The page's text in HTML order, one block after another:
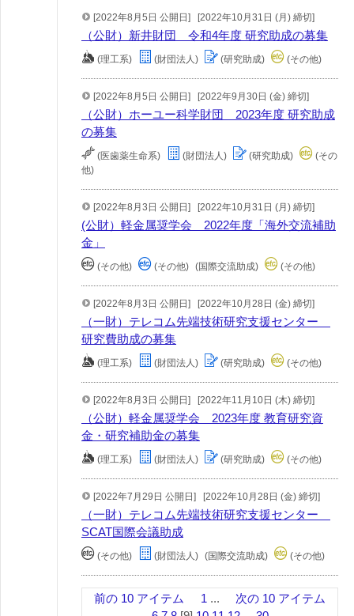
[2022年8月5日 公開日] [2022年10月31日 (月) 締切]
（公財）新井財団 令和4年度 研究助成の募集
(理工系) (財団法人) (研究助成) (その他)
[2022年8月5日 公開日] [2022年9月30日 (金) 締切]
（公財）ホーユー科学財団 2023年度 研究助成
の募集
(医歯薬生命系) (財団法人) (研究助成)
(その
他)
[2022年8月3日 公開日] [2022年10月31日 (月) 締切]
(公財）軽金属奨学会 2022年度「海外交流補助
金」
(その他) (その他) (国際交流助成) (その他)
[2022年8月3日 公開日] [2022年10月28日 (金) 締切]
（一財）テレコム先端技術研究支援センター
研究費助成の募集
(理工系) (財団法人) (研究助成) (その他)
[2022年8月3日 公開日] [2022年11月10日 (木) 締切]
（公財）軽金属奨学会 2023年度 教育研究資
金・研究補助金の募集
(理工系) (財団法人) (研究助成) (その他)
[2022年7月29日 公開日] [2022年10月28日 (金) 締切]
（一財）テレコム先端技術研究支援センター
SCAT国際会議助成
(その他) (財団法人) (国際交流助成) (その他)
前の 10 アイテム 次の 10 アイテム
1...